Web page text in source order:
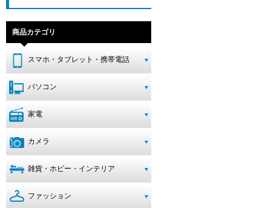
商品カテゴリ
スマホ・タブレット・携帯電話
パソコン
家電
カメラ
雑貨・ホビー・インテリア
ファッション